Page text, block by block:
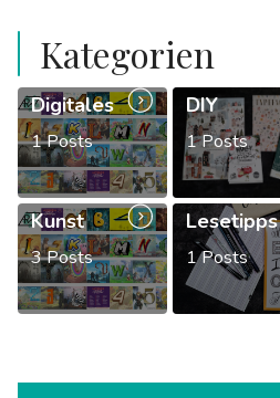
Kategorien
Digitales
1 Posts
DIY
1 Posts
Kunst
3 Posts
Lesetipps
1 Posts